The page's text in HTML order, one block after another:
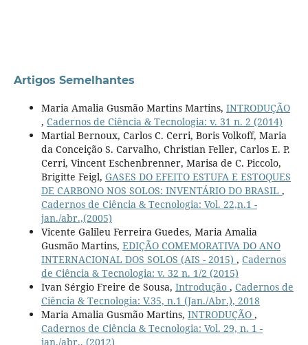
Artigos Semelhantes
Maria Amalia Gusmão Martins Martins, INTRODUÇÃO
, Cadernos de Ciência & Tecnologia: v. 31 n. 2 (2014)
Martial Bernoux, Carlos C. Cerri, Boris Volkoff, Maria
da Conceição S. Carvalho, Christian Feller, Carlos E. P.
Cerri, Vincent Eschenbrenner, Marisa de C. Piccolo,
Brigitte Feigl, GASES DO EFEITO ESTUFA E ESTOQUES
DE CARBONO NOS SOLOS: INVENTÁRIO DO BRASIL ,
Cadernos de Ciência & Tecnologia: Vol. 22,n.1 -
jan./abr.,(2005)
Vicente Galileu Ferreira Guedes, Maria Amalia
Gusmão Martins, EDIÇÃO COMEMORATIVA DO ANO
INTERNACIONAL DOS SOLOS (AIS - 2015) , Cadernos
de Ciência & Tecnologia: v. 32 n. 1/2 (2015)
Ivan Sérgio Freire de Sousa, Introdução , Cadernos de
Ciência & Tecnologia: V.35, n.1 (Jan./Abr.), 2018
Maria Amalia Gusmão Martins, INTRODUÇÃO ,
Cadernos de Ciência & Tecnologia: Vol. 29, n. 1 -
jan./abr., (2012)